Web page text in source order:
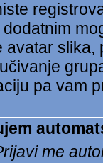
avatar
pa vam
me